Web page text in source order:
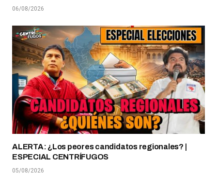
06/08/2026
ALERTA: ¿Los peores candidatos regionales? |
ESPECIAL CENTRÍFUGOS
05/08/2026